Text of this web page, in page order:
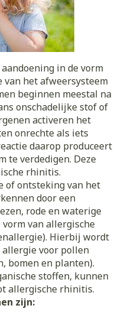
in de vorm
van het afweersysteem
beginnen meestal na
onschadelijke stof of
activeren het
onrechte als iets
daarop produceert
te verdedigen. Deze
rhinitis.
ontsteking van het
door een
rode en waterige
vorm van allergische
Hierbij wordt
voor pollen
bomen en planten).
stoffen, kunnen
allergische rhinitis.
zijn: